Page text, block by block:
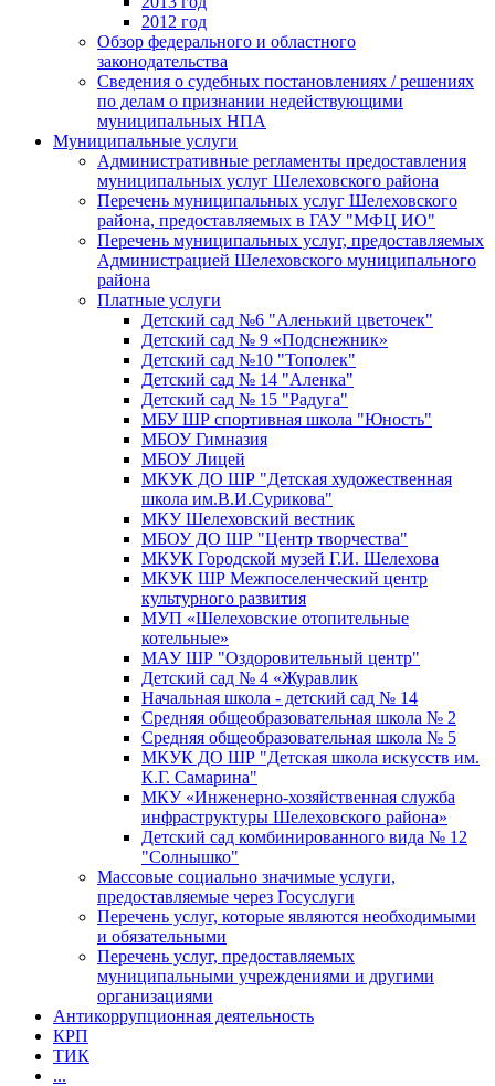
2012 год
Обзор федерального и областного
законодательства
Сведения о судебных постановлениях / решениях
по делам о признании недействующими
муниципальных НПА
Муниципальные услуги
Административные регламенты предоставления
муниципальных услуг Шелеховского района
Перечень муниципальных услуг Шелеховского
района, предоставляемых в ГАУ "МФЦ ИО"
Перечень муниципальных услуг, предоставляемых
Администрацией Шелеховского муниципального
района
Платные услуги
Детский сад №6 "Аленький цветочек"
Детский сад № 9 «Подснежник»
Детский сад №10 "Тополек"
Детский сад № 14 "Аленка"
Детский сад № 15 "Радуга"
МБУ ШР спортивная школа "Юность"
МБОУ Гимназия
МБОУ Лицей
МКУК ДО ШР "Детская художественная
школа им.В.И.Сурикова"
МКУ Шелеховский вестник
МБОУ ДО ШР "Центр творчества"
МКУК Городской музей Г.И. Шелехова
МКУК ШР Межпоселенческий центр
культурного развития
МУП «Шелеховские отопительные
котельные»
МАУ ШР "Оздоровительный центр"
Детский сад № 4 «Журавлик
Начальная школа - детский сад № 14
Средняя общеобразовательная школа № 2
Средняя общеобразовательная школа № 5
МКУК ДО ШР "Детская школа искусств им.
К.Г. Самарина"
МКУ «Инженерно-хозяйственная служба
инфраструктуры Шелеховского района»
Детский сад комбинированного вида № 12
"Солнышко"
Массовые социально значимые услуги,
предоставляемые через Госуслуги
Перечень услуг, которые являются необходимыми
и обязательными
Перечень услуг, предоставляемых
муниципальными учреждениями и другими
организациями
Антикоррупционная деятельность
КРП
ТИК
...